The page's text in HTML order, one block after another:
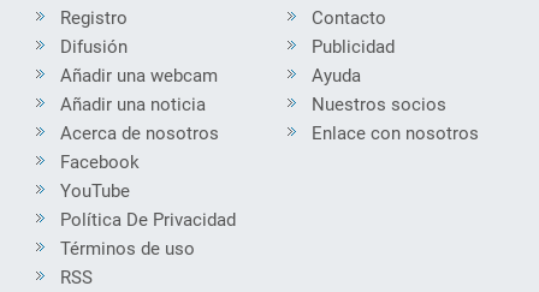
Registro
Difusión
Añadir una webcam
Añadir una noticia
Acerca de nosotros
Contacto
Publicidad
Ayuda
Nuestros socios
Enlace con nosotros
Facebook
YouTube
Política De Privacidad
Términos de uso
RSS